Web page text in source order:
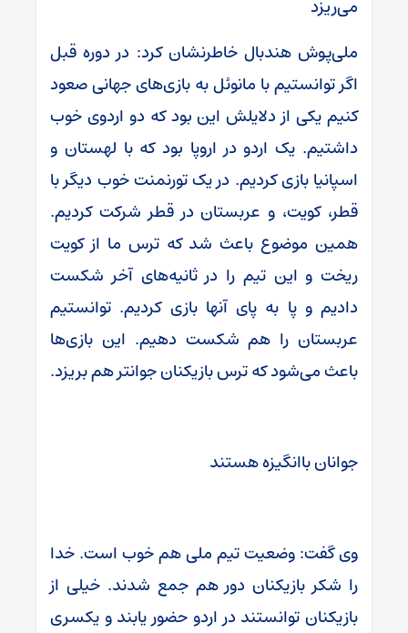
می‌ریزد
ملی‌پوش هندبال خاطرنشان کرد: در دوره قبل
اگر توانستیم با مانوئل به بازی‌های جهانی صعود
کنیم یکی از دلایلش این بود که دو اردوی خوب
داشتیم. یک اردو در اروپا بود که با لهستان و
اسپانیا بازی کردیم. در یک تورنمنت خوب دیگر با
قطر، کویت، و عربستان در قطر شرکت کردیم.
همین موضوع باعث شد که ترس ما از کویت
ریخت و این تیم را در ثانیه‌های آخر شکست
دادیم و پا به پای آنها بازی کردیم. توانستیم
عربستان را هم شکست دهیم. این بازی‌ها
باعث می‌شود که ترس بازیکنان جوانتر هم بریزد.
جوانان باانگیزه هستند
وی گفت: وضعیت تیم ملی هم خوب است. خدا
را شکر بازیکنان دور هم جمع شدند. خیلی از
بازیکنان توانستند در اردو حضور یابند و یکسری